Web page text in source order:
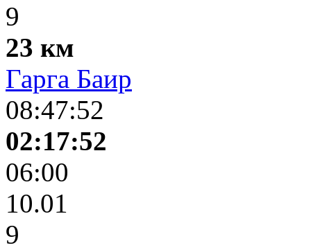
9
23 км
Гарга Баир
08:47:52
02:17:52
06:00
10.01
9